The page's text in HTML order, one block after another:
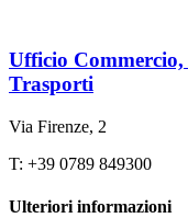
Ufficio
Trasporti
Via Firenze, 2
T: +39 0789 849300
Ulteriori informazioni